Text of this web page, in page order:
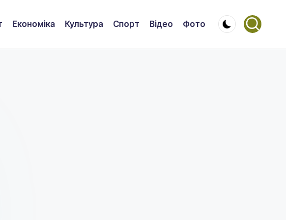
Економіка Культура Спорт Відео Фото